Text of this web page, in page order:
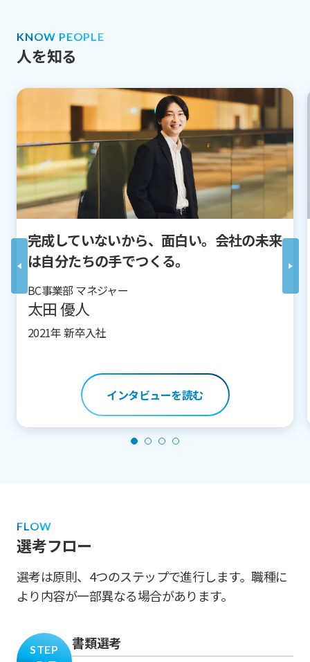
KNOW PEOPLE
人を知る
完成していないから、面白い。会社の未来
は自分たちの手でつくる。
BC事業部 マネジャー
太田 優人
2021年 新卒入社
インタビューを読む
FLOW
選考フロー
選考は原則、4つのステップで進行します。職種に
より内容が一部異なる場合があります。
STEP 書類選考